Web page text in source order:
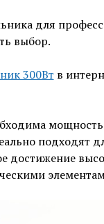
для
выбор.
300Вт в
мощность
подходят
достижение